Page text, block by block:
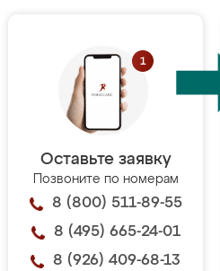
Оставьте заявку
Позвоните по номерам
8 (800) 511-89-55
8 (495) 665-24-01
8 (926) 409-68-13